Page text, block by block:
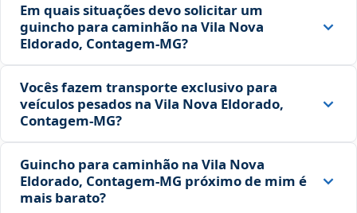
Em quais situações devo solicitar um
guincho para caminhão na Vila Nova
Eldorado, Contagem‑MG?
Vocês fazem transporte exclusivo para
veículos pesados na Vila Nova Eldorado,
Contagem‑MG?
Guincho para caminhão na Vila Nova
Eldorado, Contagem‑MG próximo de mim é
mais barato?